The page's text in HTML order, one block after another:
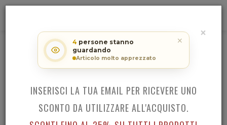
TISSOT BALLADE 34 MM
4 persone stanno
guardando
Articolo molto apprezzato
✕
×
RICEVI LO SCONTO SUL TUO
ACQUISTO!
INSERISCI LA TUA EMAIL PER RICEVERE UNO
SCONTO DA UTILIZZARE ALL'ACQUISTO.